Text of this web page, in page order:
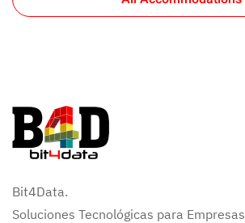
Bit4Data.
Soluciones Tecnológicas para Empresas